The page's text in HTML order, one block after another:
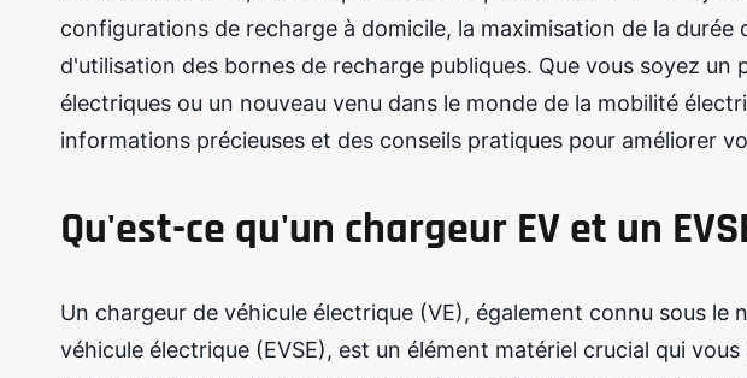
configurations de recharge à domicile, la maximisation de la
d'utilisation des bornes de recharge publiques. Que vous soyez un
électriques ou un nouveau venu dans le monde de la mobilité
informations précieuses et des conseils pratiques pour améliorer
Qu'est-ce qu'un chargeur EV et un
Un chargeur de véhicule électrique (VE), également connu sous
véhicule électrique (EVSE), est un élément matériel crucial qui